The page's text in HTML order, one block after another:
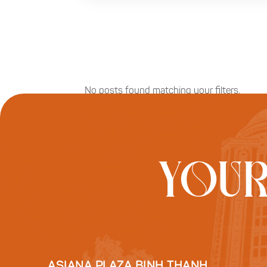
No posts found matching your filters.